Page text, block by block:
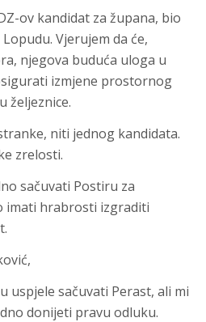
ov kandidat za župana, bio
Vjerujem da će,
njegova buduća uloga u
izmjene prostornog
željeznice.
niti jednog kandidata.
zrelosti.
sačuvati Postiru za
imati hrabrosti izgraditi
uspjele sačuvati Perast, ali mi
donijeti pravu odluku.